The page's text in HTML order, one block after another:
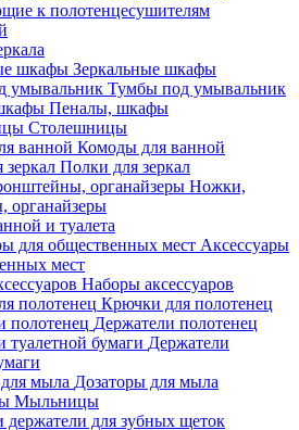
к полотенцесушителям
Зеркальные шкафы
Тумбы под умывальник
Пеналы, шкафы
Столешницы
Комоды для ванной
Полки для зеркал
Ножки,
органайзеры
и туалета
Аксессуары
мест
Наборы аксессуаров
Крючки для полотенец
Держатели полотенец
Держатели
Дозаторы для мыла
Мыльницы